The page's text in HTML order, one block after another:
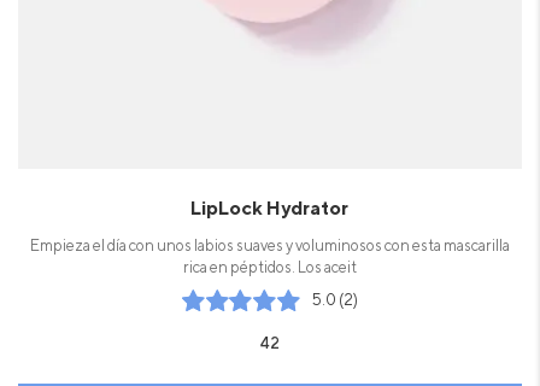
LipLock Hydrator
Empieza el día con unos labios suaves y voluminosos con esta mascarilla
rica en péptidos. Los aceit
5.0 (2)
42